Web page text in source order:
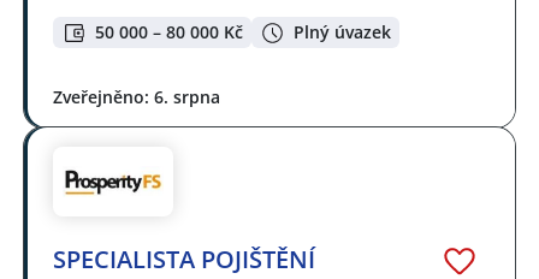
50 000 – 80 000 Kč Plný úvazek
Zveřejněno: 6. srpna
SPECIALISTA POJIŠTĚNÍ